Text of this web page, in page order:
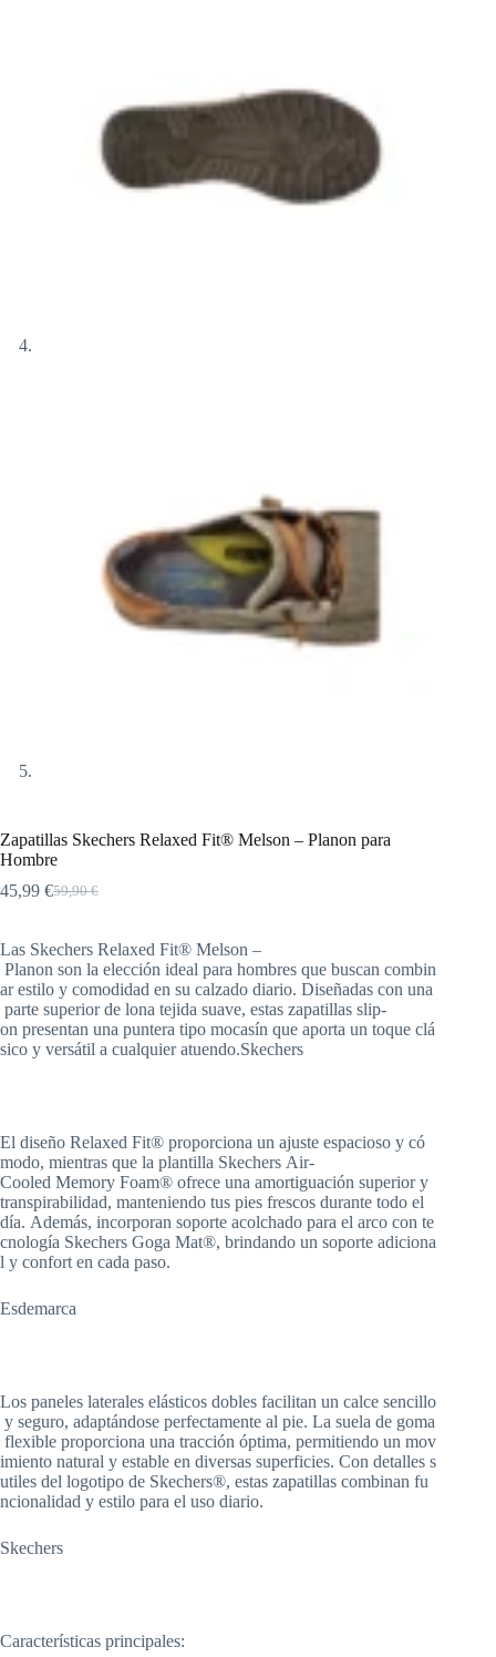
Zapatillas Skechers Relaxed Fit® Melson – Planon para
Hombre
59,90€
El
original
era:
59,90 €.
45,99 €El
actual
es:
45,99 €.
Las Skechers Relaxed Fit® Melson –
Planon son la elección ideal para hombres que buscan combin
ar estilo y comodidad en su calzado diario. Diseñadas con una
parte superior de lona tejida suave, estas zapatillas slip-
on presentan una puntera tipo mocasín que aporta un toque clá
sico y versátil a cualquier atuendo.Skechers
El diseño Relaxed Fit® proporciona un ajuste espacioso y có
modo, mientras que la plantilla Skechers Air-
Cooled Memory Foam® ofrece una amortiguación superior y
transpirabilidad, manteniendo tus pies frescos durante todo el
día. Además, incorporan soporte acolchado para el arco con te
cnología Skechers Goga Mat®, brindando un soporte adiciona
l y confort en cada paso.
Esdemarca
Los paneles laterales elásticos dobles facilitan un calce sencillo
y seguro, adaptándose perfectamente al pie. La suela de goma
flexible proporciona una tracción óptima, permitiendo un mov
imiento natural y estable en diversas superficies. Con detalles s
utiles del logotipo de Skechers®, estas zapatillas combinan fu
ncionalidad y estilo para el uso diario.
Skechers
Características principales: